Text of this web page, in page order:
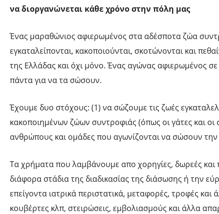
να διοργανώνεται κάθε χρόνο στην πόλη μας
Ένας μαραθώνιος αφιερωμένος στα αδέσποτα ζώα
εγκαταλείπονται, κακοποιούνται, σκοτώνονται και
της Ελλάδας και όχι μόνο. Ένας αγώνας αφιερωμένος
πάντα για να τα σώσουν.
Έχουμε δυο στόχους: (1) να σώζουμε τις ζωές
κακοποιημένων ζώων συντροφιάς (όπως οι γάτες και οι
ανθρώπους και ομάδες που αγωνίζονται να σώσουν
Τα χρήματα που λαμβάνουμε απο χορηγίες, δωρεές και
διάφορα στάδια της διαδικασίας της διάσωσης ή την
επείγοντα ιατρικά περιστατικά, μεταφορές, τροφές
κουβέρτες κλπ, στειρώσεις, εμβολιασμούς και άλλα